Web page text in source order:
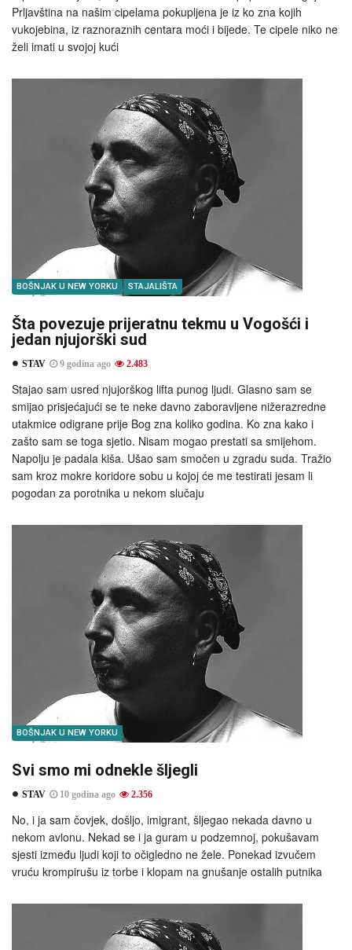
Prljavština na našim cipelama pokupljena je iz ko zna kojih
vukojebina, iz raznoraznih centara moći i bijede. Te cipele niko ne
želi imati u svojoj kući
BOŠNJAK U NEW YORKU STAJALIŠTA
Šta povezuje prijeratnu tekmu u Vogošći i
jedan njujorški sud
STAV 9 godina ago 2.483
Stajao sam usred njujorškog lifta punog ljudi. Glasno sam se
smijao prisjećajući se te neke davno zaboravljene nižerazredne
utakmice odigrane prije Bog zna koliko godina. Ko zna kako i
zašto sam se toga sjetio. Nisam mogao prestati sa smijehom.
Napolju je padala kiša. Ušao sam smočen u zgradu suda. Tražio
sam kroz mokre koridore sobu u kojoj će me testirati jesam li
pogodan za porotnika u nekom slučaju
BOŠNJAK U NEW YORKU
Svi smo mi odnekle šljegli
STAV 10 godina ago 2.356
No, i ja sam čovjek, došljo, imigrant, šljegao nekada davno u
nekom avionu. Nekad se i ja guram u podzemnoj, pokušavam
sjesti između ljudi koji to očigledno ne žele. Ponekad izvučem
vruću krompirušu iz torbe i klopam na gnušanje ostalih putnika